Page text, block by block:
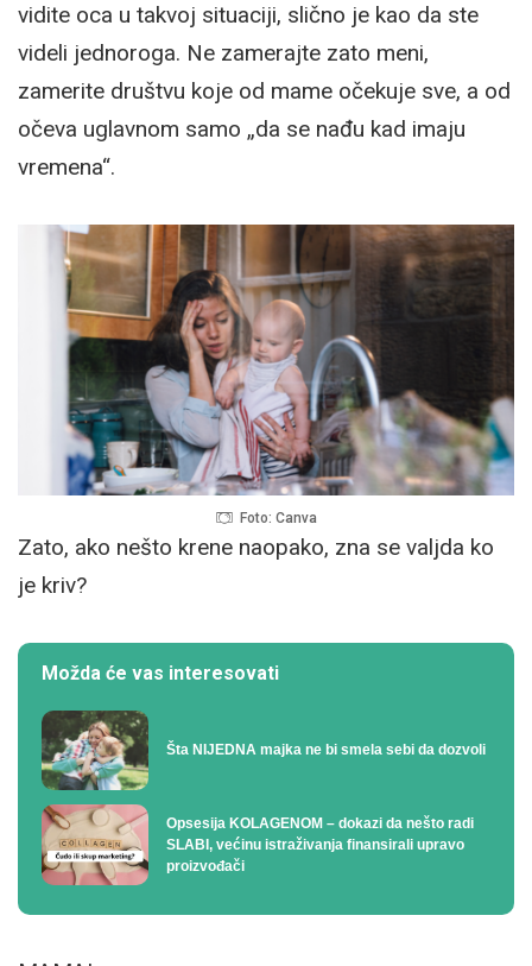
vidite oca u takvoj situaciji, slično je kao da ste
videli jednoroga. Ne zamerajte zato meni,
zamerite društvu koje od mame očekuje sve, a od
očeva uglavnom samo „da se nađu kad imaju
vremena“.
Foto: Canva
Zato, ako nešto krene naopako, zna se valjda ko
je kriv?
Možda će vas interesovati
Šta NIJEDNA majka ne bi smela sebi da dozvoli
Opsesija KOLAGENOM – dokazi da nešto radi
SLABI, većinu istraživanja finansirali upravo
proizvođači